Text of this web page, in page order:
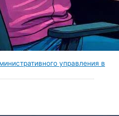
управления в